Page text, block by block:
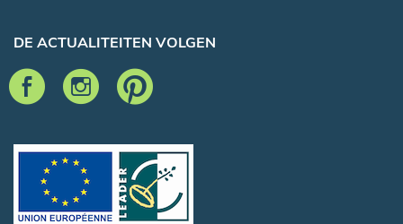
DE ACTUALITEITEN VOLGEN